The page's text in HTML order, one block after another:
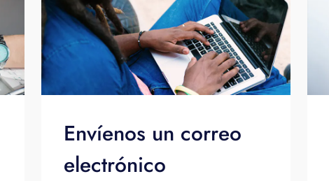
Envíenos un correo
electrónico